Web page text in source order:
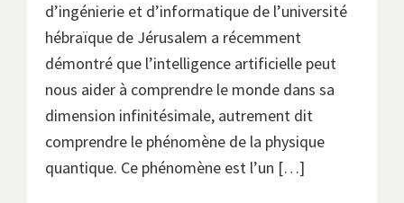
d’ingénierie et d’informatique de l’université
hébraïque de Jérusalem a récemment
démontré que l’intelligence artificielle peut
nous aider à comprendre le monde dans sa
dimension infinitésimale, autrement dit
comprendre le phénomène de la physique
quantique. Ce phénomène est l’un […]